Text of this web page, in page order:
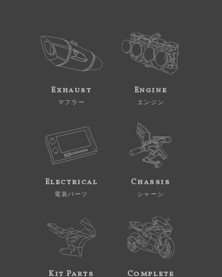
Exhaust
マフラー
Engine
エンジン
Electrical
電装パーツ
Chassis
シャーシ
Kit Parts Complete